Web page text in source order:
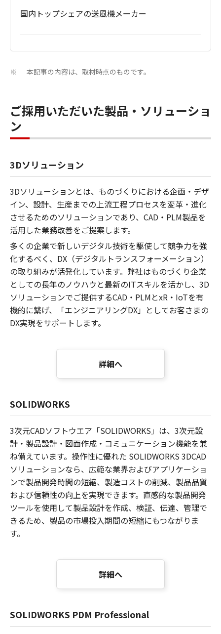
国内トップシェアの送風機メーカー
※ 本記事の内容は、取材時点のものです。
ご採用いただいた製品・ソリューショ
ン
3Dソリューション
3Dソリューションとは、ものづくりにおける企画・デザ
イン、設計、生産までの上流工程プロセスを変革・進化
させるためのソリューションであり、CAD・PLM製品を
活用した業務改善をご提案します。
多くの企業で新しいデジタル技術を駆使して競争力を強
化するべく、DX（デジタルトランスフォーメーション）
の取り組みが活発化しています。弊社はものづくり企業
としての長年のノウハウと最新のITスキルを活かし、3D
ソリューションでご提供するCAD・PLMとxR・IoTを有
機的に繋げ、「エンジニアリングDX」としてお客さまの
DX実現をサポートします。
詳細へ
SOLIDWORKS
3次元CADソフトウエア「SOLIDWORKS」は、3次元設
計・製品設計・図面作成・コミュニケーション機能を兼
ね備えています。操作性に優れた SOLIDWORKS 3DCAD
ソリューションなら、広範な業界およびアプリケーショ
ンで製品開発時間の短縮、製造コストの削減、製品品質
および信頼性の向上を実現できます。直感的な製品開発
ツールを使用して製品設計を作成、検証、伝達、管理で
きるため、製品の市場投入期間の短縮にもつながりま
す。
詳細へ
SOLIDWORKS PDM Professional